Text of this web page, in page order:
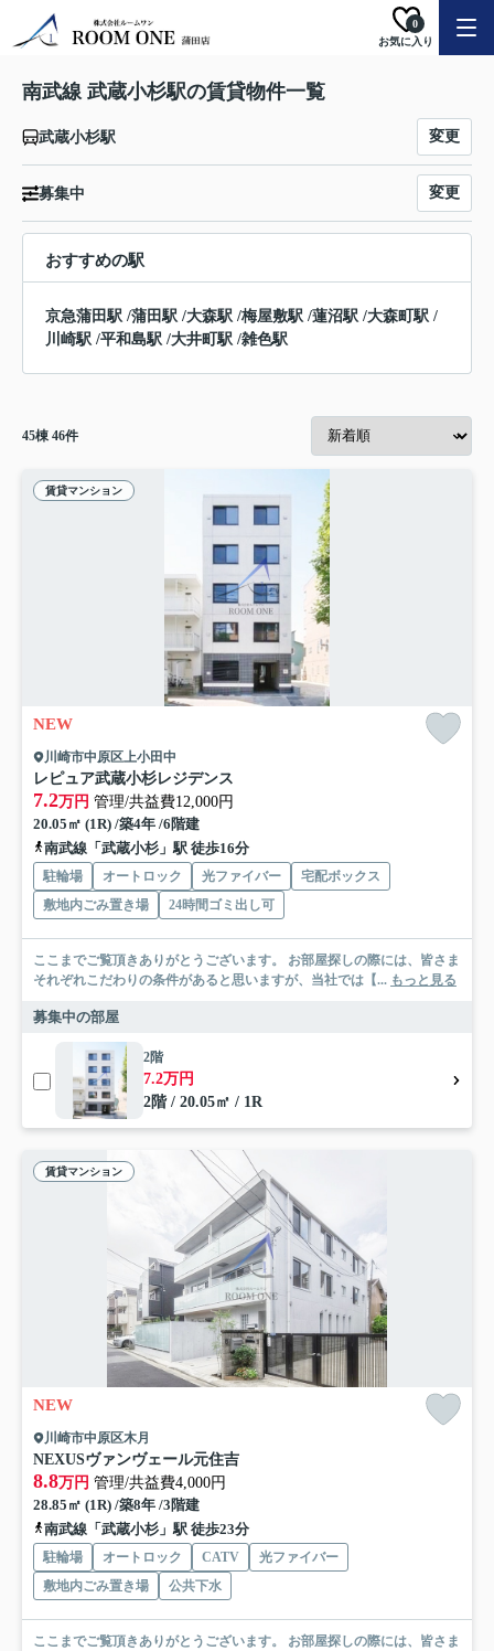
お気に入り
0
南武線 武蔵小杉駅の賃貸物件一覧
武蔵小杉駅 変更
募集中 変更
おすすめの駅
京急蒲田駅 /蒲田駅 /大森駅 /梅屋敷駅 /蓮沼駅 /大森町駅 /
川崎駅 /平和島駅 /大井町駅 /雑色駅
45棟 46件
賃貸マンション
NEW
川崎市中原区上小田中
レピュア武蔵小杉レジデンス
7.2万円 管理/共益費12,000円
20.05㎡ (1R) /築4年 /6階建
南武線「武蔵小杉」駅 徒歩16分
駐輪場 オートロック 光ファイバー
宅配ボックス
敷地内ごみ置き場
24時間ゴミ出し可
ここまでご覧頂きありがとうございます。 お部屋探しの際には、皆さま
それぞれこだわりの条件があると思いますが、当社では【... もっと見る
募集中の部屋
2階
7.2万円
2階 / 20.05㎡ / 1R
賃貸マンション
NEW
川崎市中原区木月
NEXUSヴァンヴェール元住吉
8.8万円 管理/共益費4,000円
28.85㎡ (1R) /築8年 /3階建
南武線「武蔵小杉」駅 徒歩23分
駐輪場 オートロック CATV
光ファイバー
敷地内ごみ置き場
公共下水
ここまでご覧頂きありがとうございます。 お部屋探しの際には、皆さま